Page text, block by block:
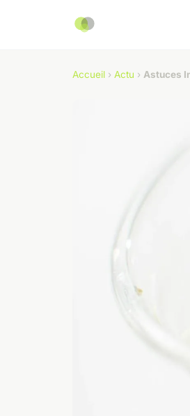
Accueil › Actu › Astuces